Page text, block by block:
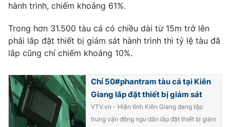
VTV Sức khoẻ Bất động sản
Thị trường 24h Tấm lòng Việt
VTV4 Vươn mình bằng AI
hành trình, chiếm khoảng 61%.
Trong hơn 31.500 tàu cá có chiều dài từ 15m trở lên
phải lắp đặt thiết bị giám sát hành trình thì tỷ lệ tàu đã
lắp cũng chỉ chiếm khoảng 10%.
Chỉ 50#phantram tàu cá tại Kiên
Giang lắp đặt thiết bị giám sát
VTV.vn - Hiện tỉnh Kiên Giang đang tập
trung vận động ngư dân lắp đặt thiết bị giám